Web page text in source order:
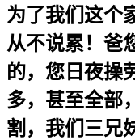
为了我们这个
从不说累！爸
的，您日夜操
多，甚至全部
割，我们三兄